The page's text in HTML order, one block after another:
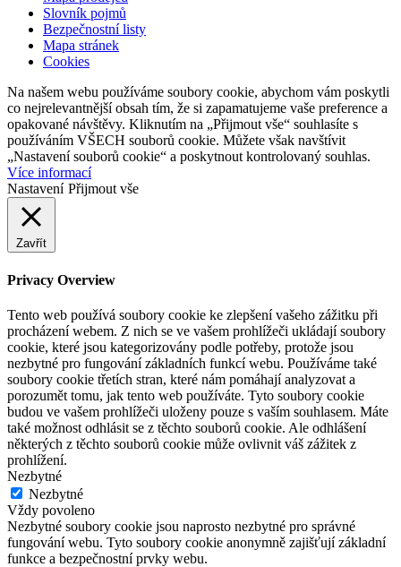
Slovník pojmů
Bezpečnostní listy
Mapa stránek
Cookies
Na našem webu používáme soubory cookie, abychom vám poskytli
co nejrelevantnější obsah tím, že si zapamatujeme vaše preference a
opakované návštěvy. Kliknutím na „Přijmout vše“ souhlasíte s
používáním VŠECH souborů cookie. Můžete však navštívit
„Nastavení souborů cookie“ a poskytnout kontrolovaný souhlas.
Více informací
Nastavení Přijmout vše
Zavřít
Privacy Overview
Tento web používá soubory cookie ke zlepšení vašeho zážitku při
procházení webem. Z nich se ve vašem prohlížeči ukládají soubory
cookie, které jsou kategorizovány podle potřeby, protože jsou
nezbytné pro fungování základních funkcí webu. Používáme také
soubory cookie třetích stran, které nám pomáhají analyzovat a
porozumět tomu, jak tento web používáte. Tyto soubory cookie
budou ve vašem prohlížeči uloženy pouze s vaším souhlasem. Máte
také možnost odhlásit se z těchto souborů cookie. Ale odhlášení
některých z těchto souborů cookie může ovlivnit váš zážitek z
prohlížení.
Nezbytné
Nezbytné
Vždy povoleno
Nezbytné soubory cookie jsou naprosto nezbytné pro správné
fungování webu. Tyto soubory cookie anonymně zajišťují základní
funkce a bezpečnostní prvky webu.